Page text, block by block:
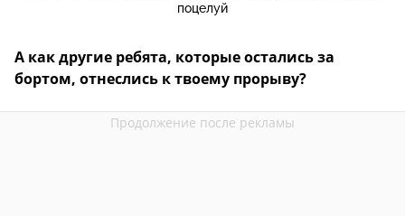
поцелуй
А как другие ребята, которые остались за
бортом, отнеслись к твоему прорыву?